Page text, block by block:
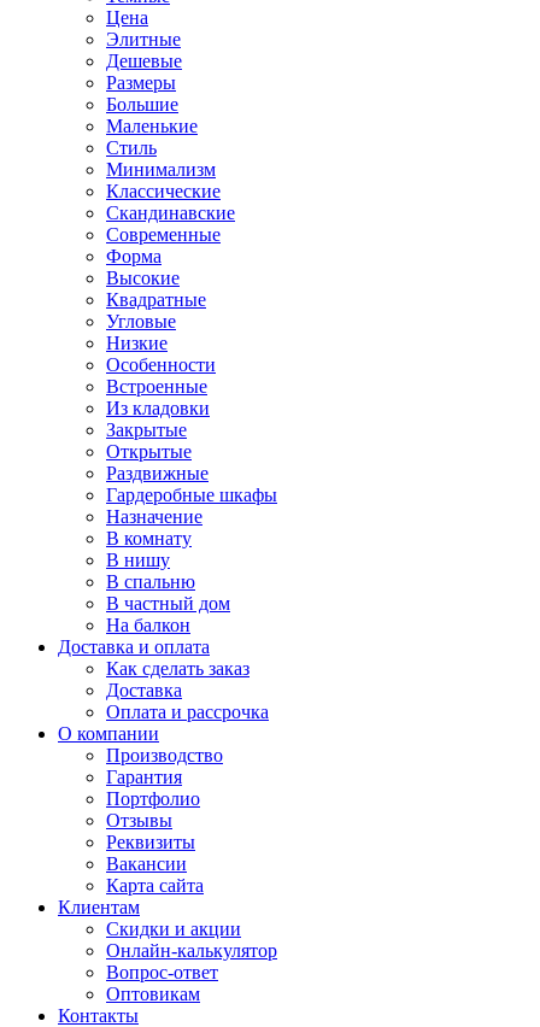
Цена
Элитные
Дешевые
Размеры
Большие
Маленькие
Стиль
Минимализм
Классические
Скандинавские
Современные
Форма
Высокие
Квадратные
Угловые
Низкие
Особенности
Встроенные
Из кладовки
Закрытые
Открытые
Раздвижные
Гардеробные шкафы
Назначение
В комнату
В нишу
В спальню
В частный дом
На балкон
Доставка и оплата
Как сделать заказ
Доставка
Оплата и рассрочка
О компании
Производство
Гарантия
Портфолио
Отзывы
Реквизиты
Вакансии
Карта сайта
Клиентам
Скидки и акции
Онлайн-калькулятор
Вопрос-ответ
Оптовикам
Контакты